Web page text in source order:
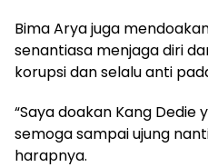
Bima Arya juga
senantiasa menjaga diri
korupsi dan selalu anti
“Saya doakan Kang Dedie
semoga sampai ujung
harapnya.